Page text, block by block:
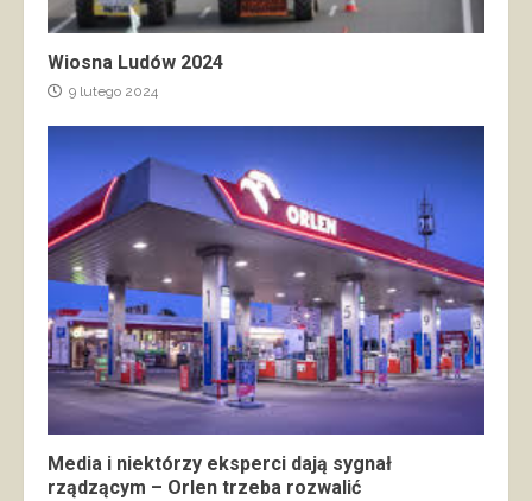
Wiosna Ludów 2024
9 lutego 2024
Media i niektórzy eksperci dają sygnał
rządzącym – Orlen trzeba rozwalić